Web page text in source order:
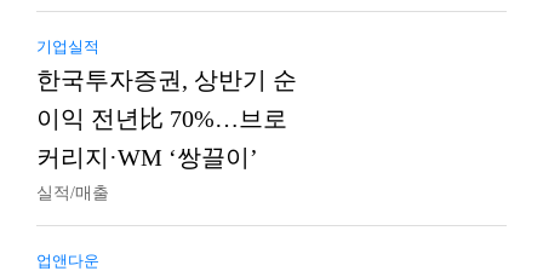
기업실적
한국투자증권, 상반기 순
이익 전년比 70%…브로
커리지·WM ‘쌍끌이’
실적/매출
업앤다운